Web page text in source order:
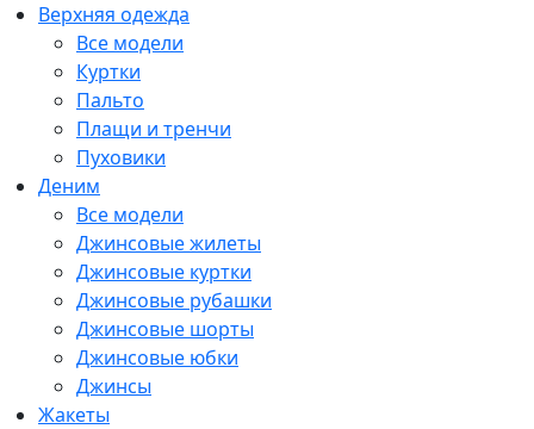
Верхняя одежда
Все модели
Куртки
Пальто
Плащи и тренчи
Пуховики
Деним
Все модели
Джинсовые жилеты
Джинсовые куртки
Джинсовые рубашки
Джинсовые шорты
Джинсовые юбки
Джинсы
Жакеты